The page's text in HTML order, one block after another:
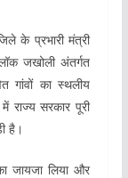
के प्रभारी मंत्री
जखोली अंतर्गत
गांवों का स्थलीय
राज्य सरकार पूरी
है।
जायजा लिया और